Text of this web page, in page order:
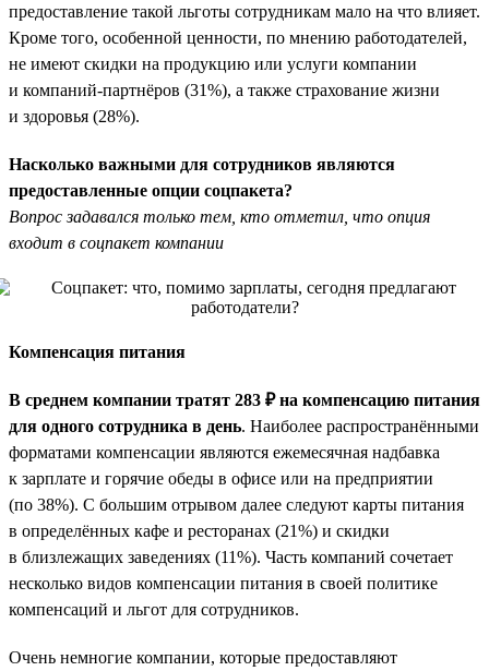
предоставление такой льготы сотрудникам мало на что влияет.
Кроме того, особенной ценности, по мнению работодателей,
не имеют скидки на продукцию или услуги компании
и компаний-партнёров (31%), а также страхование жизни
и здоровья (28%).
Насколько важными для сотрудников являются
предоставленные опции соцпакета?
Вопрос задавался только тем, кто отметил, что опция
входит в соцпакет компании
Компенсация питания
В среднем компании тратят 283 ₽ на компенсацию питания
для одного сотрудника в день. Наиболее распространёнными
форматами компенсации являются ежемесячная надбавка
к зарплате и горячие обеды в офисе или на предприятии
(по 38%). С большим отрывом далее следуют карты питания
в определённых кафе и ресторанах (21%) и скидки
в близлежащих заведениях (11%). Часть компаний сочетает
несколько видов компенсации питания в своей политике
компенсаций и льгот для сотрудников.
Очень немногие компании, которые предоставляют